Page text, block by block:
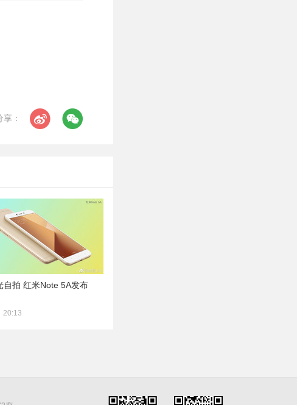
享：
自拍 红米Note 5A发布
20:13